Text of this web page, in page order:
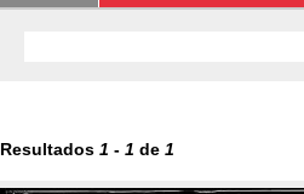
Resultados 1 - 1 de 1